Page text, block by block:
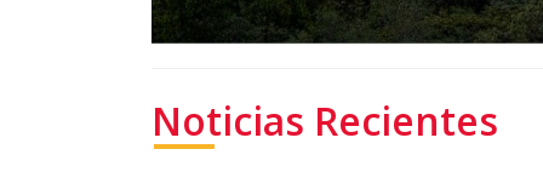
Noticias Recientes